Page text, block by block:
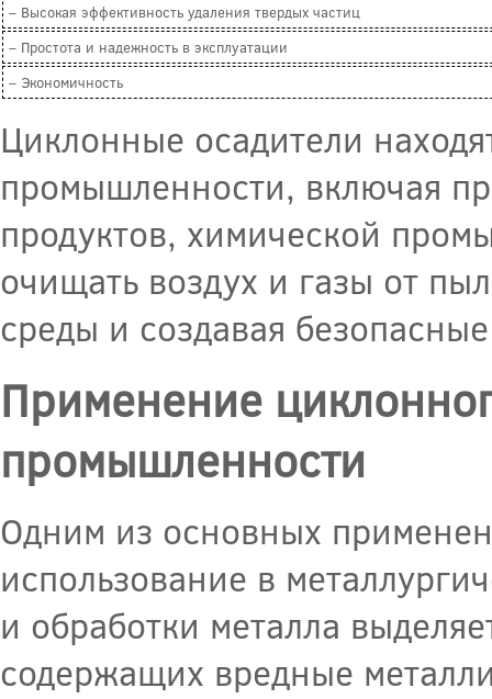
– Высокая эффективность удаления твердых частиц
– Простота и надежность в эксплуатации
– Экономичность
Циклонные осадители
промышленности, включая
продуктов, химической
очищать воздух и газы от
среды и создавая
Применение
промышленности
Одним из основных
использование в
и обработки металла
содержащих вредные